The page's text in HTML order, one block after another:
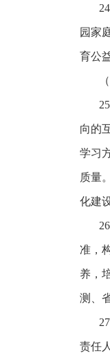
园家
育公
向的
学习
质量
化建
准，
养，
测、
责任